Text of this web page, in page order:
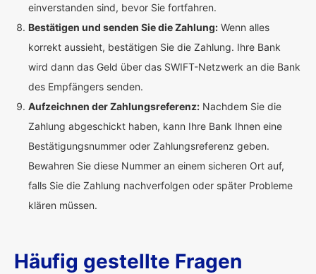
einverstanden sind, bevor Sie fortfahren.
Bestätigen und senden Sie die Zahlung: Wenn alles
korrekt aussieht, bestätigen Sie die Zahlung. Ihre Bank
wird dann das Geld über das SWIFT-Netzwerk an die Bank
des Empfängers senden.
Aufzeichnen der Zahlungsreferenz: Nachdem Sie die
Zahlung abgeschickt haben, kann Ihre Bank Ihnen eine
Bestätigungsnummer oder Zahlungsreferenz geben.
Bewahren Sie diese Nummer an einem sicheren Ort auf,
falls Sie die Zahlung nachverfolgen oder später Probleme
klären müssen.
Häufig gestellte Fragen